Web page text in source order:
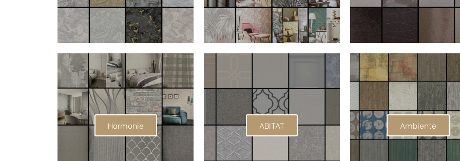
Harmonie ABITAT Ambiente